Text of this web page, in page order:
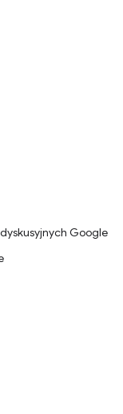
Google